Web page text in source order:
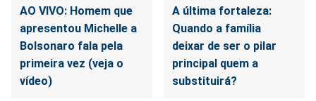
AO VIVO: Homem que
apresentou Michelle a
Bolsonaro fala pela
primeira vez (veja o
vídeo)
A última fortaleza:
Quando a família
deixar de ser o pilar
principal quem a
substituirá?